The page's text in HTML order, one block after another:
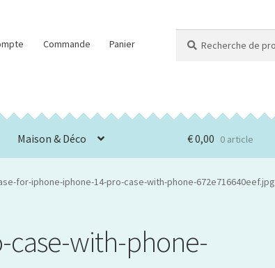
Commande Panier
pour :
Maison & Déco €0,00 0 article
for-iphone-iphone-14-pro-case-with-phone-672e716640eef.jpg
case-with-phone-